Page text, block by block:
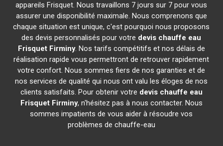
appareils Frisquet. Nous travaillons 7 jours sur 7 pour vous
assurer une disponibilité maximale. Nous comprenons que
chaque situation est unique, c'est pourquoi nous proposons
des devis personnalisés pour votre devis chauffe eau
Frisquet Firminy. Nos tarifs compétitifs et nos délais de
réalisation rapide vous permettront de retrouver rapidement
votre confort. Nous sommes fiers de nos garanties et de
nos services de qualité qui nous ont valu les éloges de nos
clients satisfaits. Pour obtenir votre devis chauffe eau
Frisquet Firminy, n'hésitez pas à nous contacter. Nous
sommes impatients de vous aider à résoudre vos
problèmes de chauffe-eau